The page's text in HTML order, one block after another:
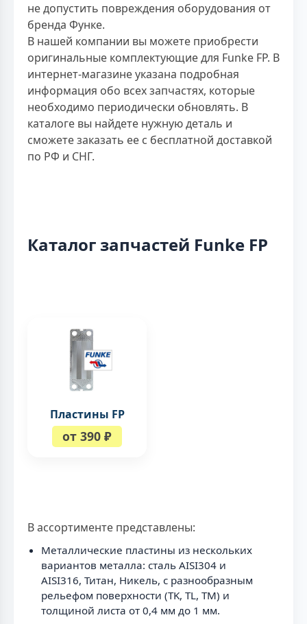
не допустить повреждения оборудования от
бренда Функе.
В нашей компании вы можете приобрести
оригинальные комплектующие для Funke FP. В
интернет-магазине указана подробная
информация обо всех запчастях, которые
необходимо периодически обновлять. В
каталоге вы найдете нужную деталь и
сможете заказать ее с бесплатной доставкой
по РФ и СНГ.
Каталог запчастей Funke FP
Пластины FP
от 390 ₽
В ассортименте представлены:
Металлические пластины из нескольких
вариантов металла: сталь AISI304 и
AISI316, Титан, Никель, с разнообразным
рельефом поверхности (TK, TL, TM) и
толщиной листа от 0,4 мм до 1 мм.